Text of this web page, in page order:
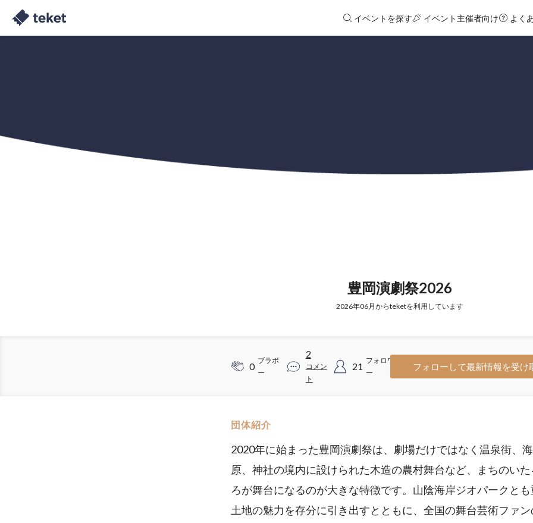
イベントを探す イベント主催者向け よく
豊岡演劇祭2026
2026年06月からteketを利用しています
0
ブラボ
ー
2
コメン
ト
21
フォロワ
ー
フォローして最新情報を受け
団体紹介
2020年に始まった豊岡演劇祭は、劇場だけではなく温泉街、
原、神社の境内に設けられた木造の農村舞台など、まちのいた
ろが舞台になるのが大きな特徴です。山陰海岸ジオパークとも
土地の魅力を存分に引き出すとともに、全国の舞台芸術ファ